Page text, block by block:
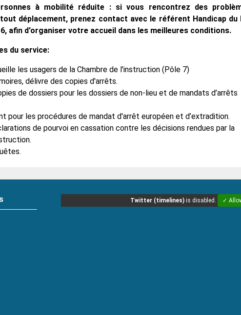
à mobilité réduite : si vous rencontrez des
déplacement, prenez contact avec le référent Handicap du
afin d'organiser votre accueil dans les meilleures conditions.
du service:
les usagers de la Chambre de l'instruction (Pôle 7)
délivre des copies d'arrêts.
de dossiers pour les dossiers de non-lieu et de mandats d’arrêts
pour les procédures de mandat d'arrêt européen et d’extradition.
de pourvoi en cassation contre les décisions rendues par la
Twitter (timelines)is disabled. ✓